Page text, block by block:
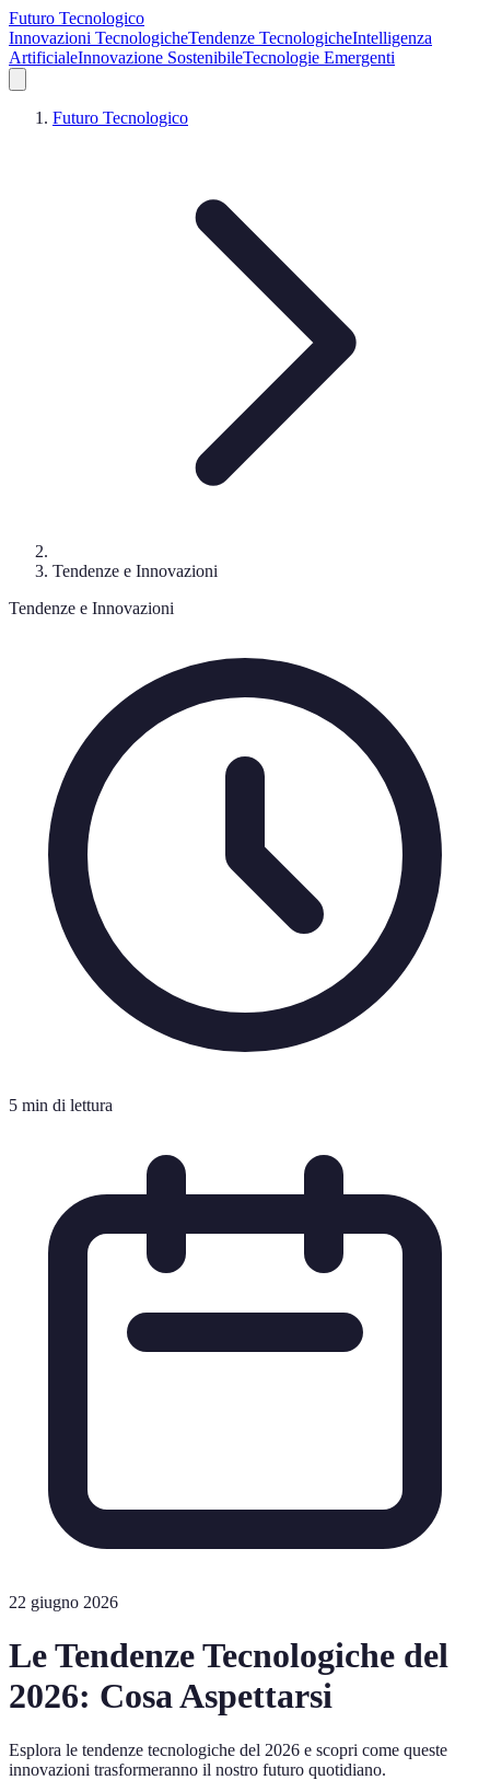
Futuro Tecnologico
Innovazioni TecnologicheTendenze TecnologicheIntelligenza
ArtificialeInnovazione SostenibileTecnologie Emergenti
Futuro Tecnologico
Tendenze e Innovazioni
Tendenze e Innovazioni
5 min di lettura
22 giugno 2026
Le Tendenze Tecnologiche del
2026: Cosa Aspettarsi
Esplora le tendenze tecnologiche del 2026 e scopri come queste
innovazioni trasformeranno il nostro futuro quotidiano.